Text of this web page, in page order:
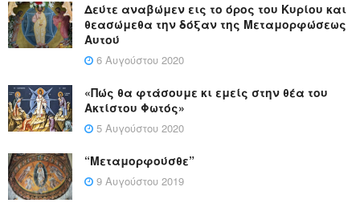
Δεύτε αναβώμεν εις το όρος του Κυρίου και
θεασώμεθα την δόξαν της Μεταμορφώσεως
Αυτού
6 Αυγούστου 2020
«Πώς θα φτάσουμε κι εμείς στην θέα του
Ακτίστου Φωτός»
5 Αυγούστου 2020
“Μεταμορφούσθε”
9 Αυγούστου 2019